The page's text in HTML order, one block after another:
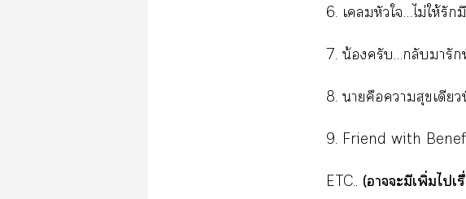
6. เมหัวใ…ไม่ให้รัก
7. น้องครับ…กลับมารัก
8. าคือาสุขเดีย
9. Friend with
ETC.. (าะมีเพิ่มไเ